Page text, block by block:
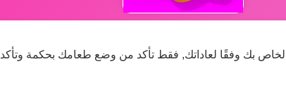
بك وفقًا لعاداتك, فقط تأكد من وضع طعامك بحكمة وتأكد